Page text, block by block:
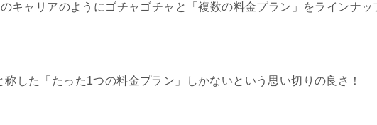
キャリアのようにゴチャゴチャと「複数の料金プラン」をラインナッ
した「たった1つの料金プラン」しかないという思い切りの良さ！